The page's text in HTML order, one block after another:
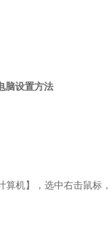
脑设置方法
算机】，选中右击鼠标